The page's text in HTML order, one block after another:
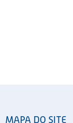
MAPA DO SITE